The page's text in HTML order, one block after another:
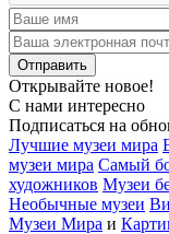
Открывайте новое!
С нами интересно
Подписаться на
Лучшие музеи мира
музеи мира Самый
художников Музеи
Необычные музеи
Музеи Мира и